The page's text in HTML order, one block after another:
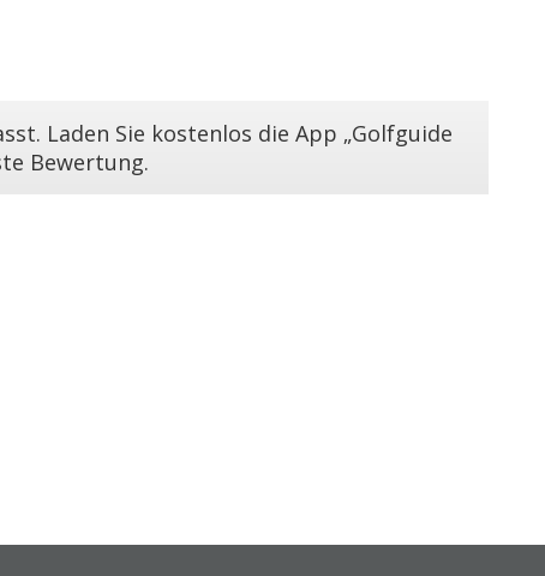
Laden Sie kostenlos die App „Golfguide
Bewertung.